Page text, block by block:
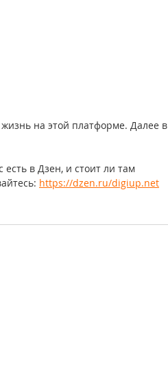
на этой платформе. Далее в
в Дзен, и стоит ли там
https://dzen.ru/digiup.net